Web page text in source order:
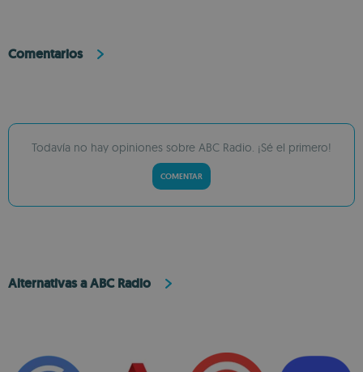
Comentarios
Todavía no hay opiniones sobre ABC Radio. ¡Sé el primero!
COMENTAR
Alternativas a ABC Radio